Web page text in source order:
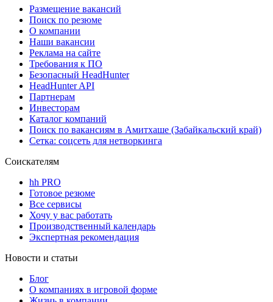
Размещение вакансий
Поиск по резюме
О компании
Наши вакансии
Реклама на сайте
Требования к ПО
Безопасный HeadHunter
HeadHunter API
Партнерам
Инвесторам
Каталог компаний
Поиск по вакансиям в Амитхаше (Забайкальский край)
Сетка: соцсеть для нетворкинга
Соискателям
hh PRO
Готовое резюме
Все сервисы
Хочу у вас работать
Производственный календарь
Экспертная рекомендация
Новости и статьи
Блог
О компаниях в игровой форме